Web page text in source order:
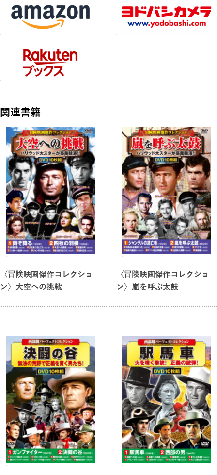
7 農園の寵児(81分 モノクロ 1938年)
8 小さな誘拐犯(89分 モノクロ 1953年)
10 緑に誓う(93分 モノクロ 1949年)
JAN：4959321955147
関連書籍
〈冒険映画傑作コレクショ
ン〉大空への挑戦
〈冒険映画傑作コレクショ
ン〉嵐を呼ぶ太鼓